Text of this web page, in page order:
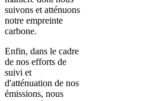
suivons et atténuons
notre empreinte
carbone.
Enfin, dans le cadre
de nos efforts de
suivi et
d'atténuation de nos
émissions, nous